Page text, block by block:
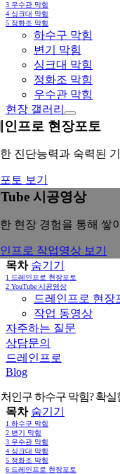
3 우수관 막힘
4 싱크대 막힘
5 정화조 막힘
하수구 막힘
변기 막힘
싱크대 막힘
정화조 막힘
우수관 막힘
현장 갤러리
인프로 현장포토
진단능력과 숙력된
토 보기
시공영상
현장 경험을 통해 쌓
프로 작업영상 보기
목차 숨기기
1 드레인프로 현장포토
2 YouTube 시공영상
드레인프로 현장
작업 동영상
자주하는 질문
상담문의
드레인프로
Blog
인구 하수구 막힘? 확
목차 숨기기
1 하수구 막힘
2 변기 막힘
3 우수관 막힘
4 싱크대 막힘
5 정화조 막힘
6 드레인프로 현장포토